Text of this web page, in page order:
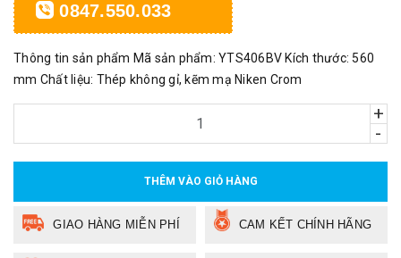
0847.550.033
Thông tin sản phẩm Mã sản phẩm: YTS406BV Kích thước: 560
mm Chất liệu: Thép không gỉ, kẽm mạ Niken Crom
+
-
THÊM VÀO GIỎ HÀNG
GIAO HÀNG MIỄN PHÍ CAM KẾT CHÍNH HÃNG